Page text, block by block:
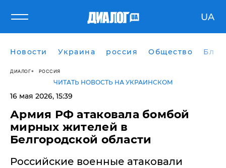
UA
Новости Украина россия Общество
ДИАЛОГ РОССИЯ
ЧИТАТЬ НОВОСТЬ НА УКРАИНСКОМ
16 мая 2026, 15:39
Армия РФ атаковала бомбой
мирных жителей в
Белгородской области
Российские военные атаковали